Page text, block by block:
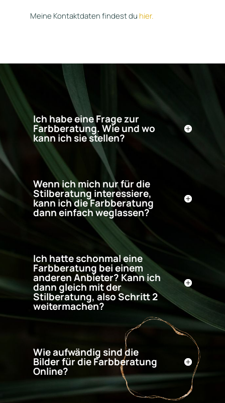
Meine Kontaktdaten findest du hier.
Ich habe eine Frage zur
Farbberatung. Wie und wo
kann ich sie stellen?
Wenn ich mich nur für die
Stilberatung interessiere,
kann ich die Farbberatung
dann einfach weglassen?
Ich hatte schonmal eine
Farbberatung bei einem
anderen Anbieter? Kann ich
dann gleich mit der
Stilberatung, also Schritt 2
weitermachen?
Wie aufwändig sind die
Bilder für die Farbberatung
Online?